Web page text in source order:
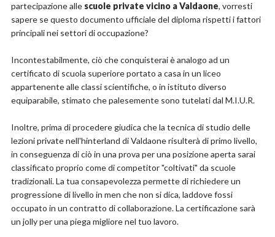
partecipazione alle scuole private vicino a Valdaone, vorresti
sapere se questo documento ufficiale del diploma rispetti i fattori
principali nei settori di occupazione?
Incontestabilmente, ciò che conquisterai è analogo ad un
certificato di scuola superiore portato a casa in un liceo
appartenente alle classi scientifiche, o in istituto diverso
equiparabile, stimato che palesemente sono tutelati dal M.I.U.R.
Inoltre, prima di procedere giudica che la tecnica di studio delle
lezioni private nell'hinterland di Valdaone risulterà di primo livello,
in conseguenza di ciò in una prova per una posizione aperta sarai
classificato proprio come di competitor "coltivati" da scuole
tradizionali. La tua consapevolezza permette di richiedere un
progressione di livello in men che non si dica, laddove fossi
occupato in un contratto di collaborazione. La certificazione sarà
un jolly per una piega migliore nel tuo lavoro.